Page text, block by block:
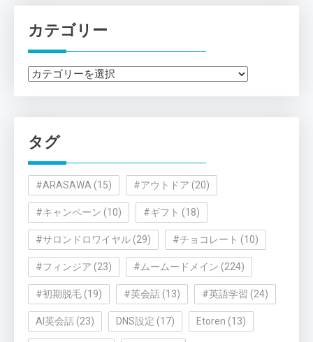
カテゴリー
カ
ー
タグ
#ARASAWA (15) #アウトドア (20)
#キャンペーン (10) #ギフト (18)
#サロンドロワイヤル (29) #チョコレート (10)
#フィンジア (23) #ムームードメイン (224)
#初期脱毛 (19) #英会話 (13) #英語学習 (24)
AI英会話 (23) DNS設定 (17) Etoren (13)